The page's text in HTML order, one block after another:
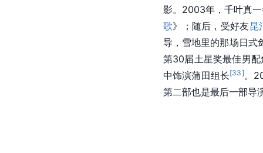
影。2003年，千叶真
歌》；随后，受好友昆
导，雪地里的那场日式
第30届土星奖最佳男配
中饰演蒲田组长[33]。
第二部也是最后一部导